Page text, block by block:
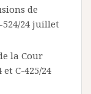
de
24 juillet
la Cour
C-425/24